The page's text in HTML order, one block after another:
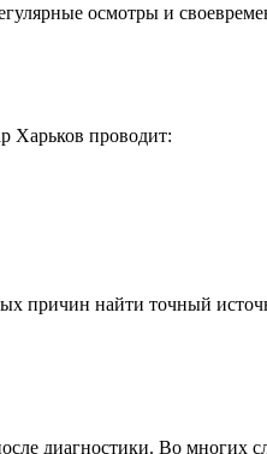
осмотры и
Харьков проводит:
причин найти точный
диагностики. Во многих